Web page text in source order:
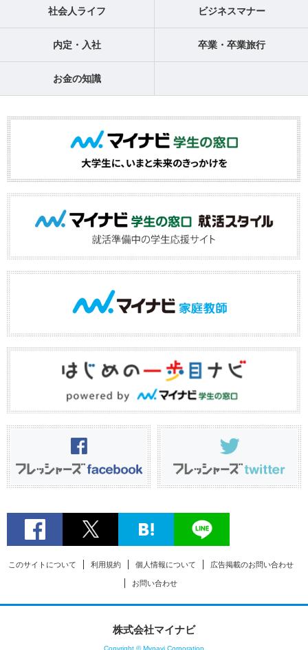
社会人ライフ ビジネスマナー
内定・入社 卒業・卒業旅行
お金の知識
このサイトについて 利用規約 個人情報について 広告掲載のお問い合わせ
お問い合わせ
株式会社マイナビ
Copyright © Mynavi Corporation